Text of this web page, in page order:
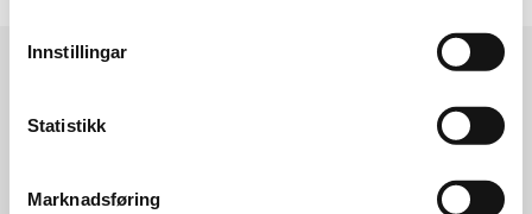
Innstillingar
Statistikk
Marknadsføring